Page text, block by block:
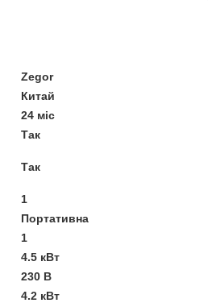
Zegor
Китай
24 міс
Так
Так
1
Портативна
1
4.5 кВт
230 В
4.2 кВт